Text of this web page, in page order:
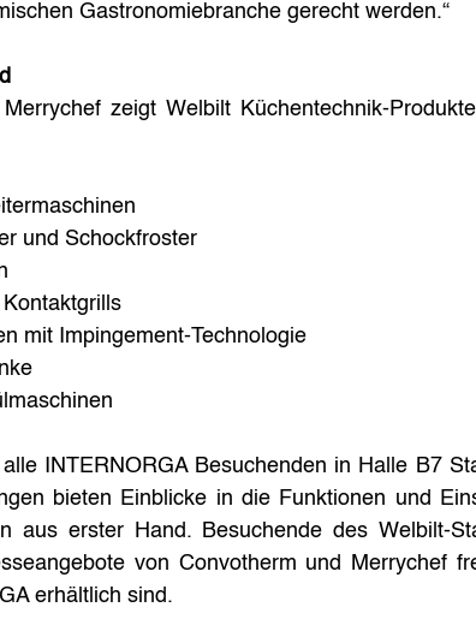
Gastronomiebranche gerecht werden.“
zeigt Welbilt Küchentechnik-
und Schockfroster
mit Impingement-Technologie
INTERNORGA Besuchenden in Halle B7
bieten Einblicke in die Funktionen und
aus erster Hand. Besuchende des Welbilt-
von Convotherm und Merrychef
erhältlich sind.